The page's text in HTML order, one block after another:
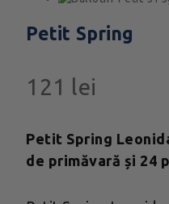
Petit Spring
121 lei
Petit Spring
de primăvară și 24